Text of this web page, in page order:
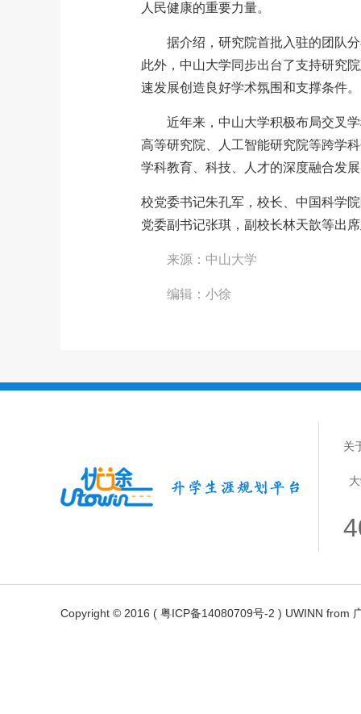
人民健康的重要力量。
据介绍，研究院首批入驻的团队
此外，中山大学同步出台了支持研究
速发展创造良好学术氛围和支撑条件。
近年来，中山大学积极布局交叉
高等研究院、人工智能研究院等跨学
学科教育、科技、人才的深度融合发
校党委书记朱孔军，校长、中国科学
党委副书记张琪，副校长林天歆等出
来源：中山大学
编辑：小徐
关
Copyright © 2016 ( 粤ICP备14080709号-2 ) UWINN from